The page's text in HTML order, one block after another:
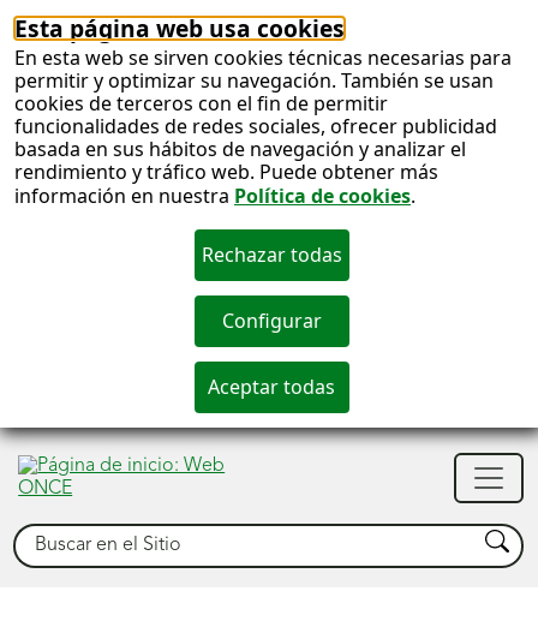
Esta página web usa cookies
En esta web se sirven cookies técnicas necesarias para
permitir y optimizar su navegación. También se usan
cookies de terceros con el fin de permitir
funcionalidades de redes sociales, ofrecer publicidad
basada en sus hábitos de navegación y analizar el
rendimiento y tráfico web. Puede obtener más
información en nuestra Política de cookies.
Buscar Buscar